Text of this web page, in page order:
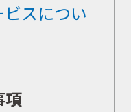
スについ
項